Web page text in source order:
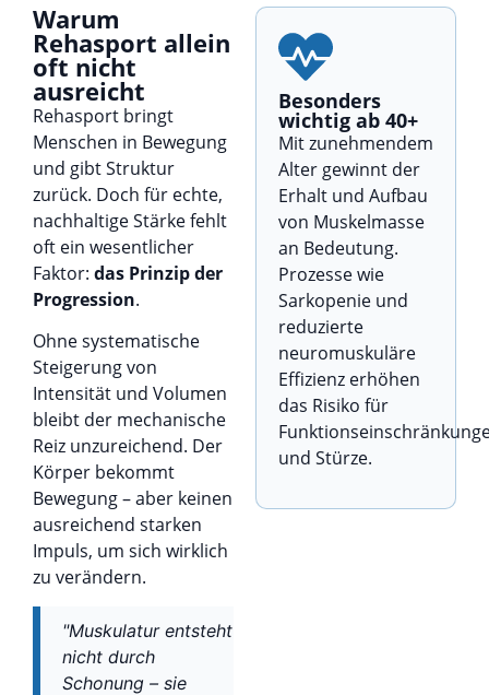
Warum
Rehasport allein
oft nicht
ausreicht
Rehasport bringt
Menschen in Bewegung
und gibt Struktur
zurück. Doch für echte,
nachhaltige Stärke fehlt
oft ein wesentlicher
Faktor: das Prinzip der
Progression.
Ohne systematische
Steigerung von
Intensität und Volumen
bleibt der mechanische
Reiz unzureichend. Der
Körper bekommt
Bewegung – aber keinen
ausreichend starken
Impuls, um sich wirklich
zu verändern.
"Muskulatur entsteht
nicht durch
Schonung – sie
Besonders
wichtig ab 40+
Mit zunehmendem
Alter gewinnt der
Erhalt und Aufbau
von Muskelmasse
an Bedeutung.
Prozesse wie
Sarkopenie und
reduzierte
neuromuskuläre
Effizienz erhöhen
das Risiko für
und Stürze.